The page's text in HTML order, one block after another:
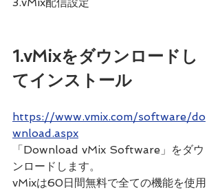
1.vMixをダウンロードし
てインストール
https://www.vmix.com/software/do
wnload.aspx
「Download vMix Software」をダウ
ンロードします。
vMixは60日間無料で全ての機能を使用